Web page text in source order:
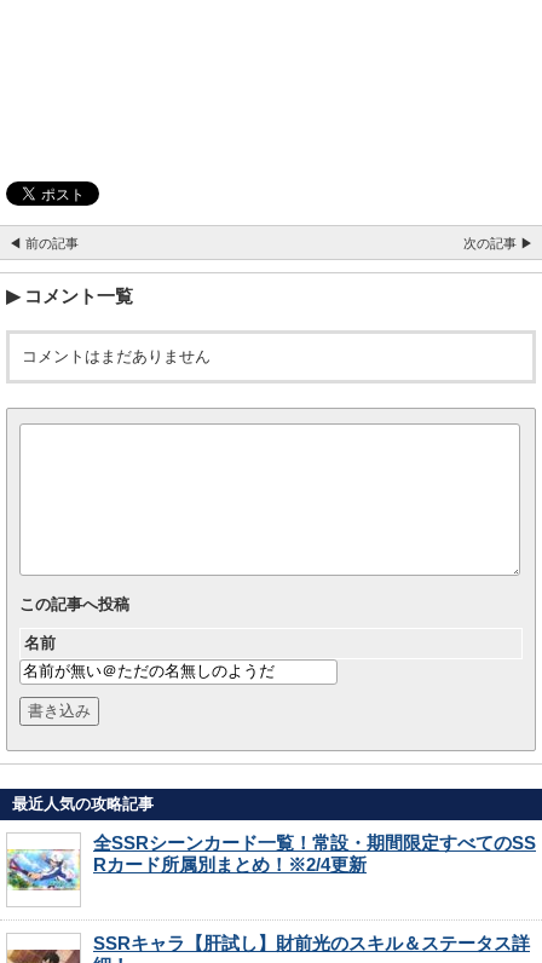
◀ 前の記事 次の記事 ▶
コメント一覧
コメントはまだありません
この記事へ投稿
名前
最近人気の攻略記事
全SSRシーンカード一覧！常設・期間限定すべてのSS
Rカード所属別まとめ！※2/4更新
SSRキャラ【肝試し】財前光のスキル＆ステータス詳